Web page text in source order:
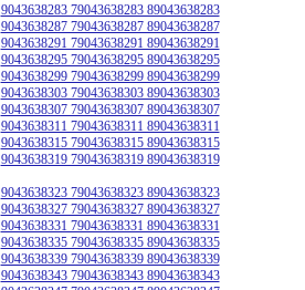
9043638283 79043638283 89043638283
9043638287 79043638287 89043638287
9043638291 79043638291 89043638291
9043638295 79043638295 89043638295
9043638299 79043638299 89043638299
9043638303 79043638303 89043638303
9043638307 79043638307 89043638307
9043638311 79043638311 89043638311
9043638315 79043638315 89043638315
9043638319 79043638319 89043638319
9043638323 79043638323 89043638323
9043638327 79043638327 89043638327
9043638331 79043638331 89043638331
9043638335 79043638335 89043638335
9043638339 79043638339 89043638339
9043638343 79043638343 89043638343